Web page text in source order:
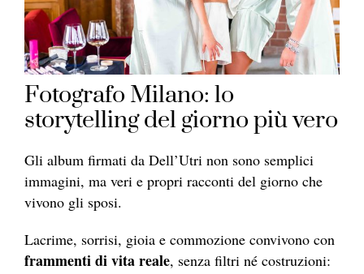
Fotografo Milano: lo
storytelling del giorno più vero
Gli album firmati da Dell’Utri non sono semplici
immagini, ma veri e propri racconti del giorno che
vivono gli sposi.
Lacrime, sorrisi, gioia e commozione convivono con
frammenti di vita reale, senza filtri né costruzioni: